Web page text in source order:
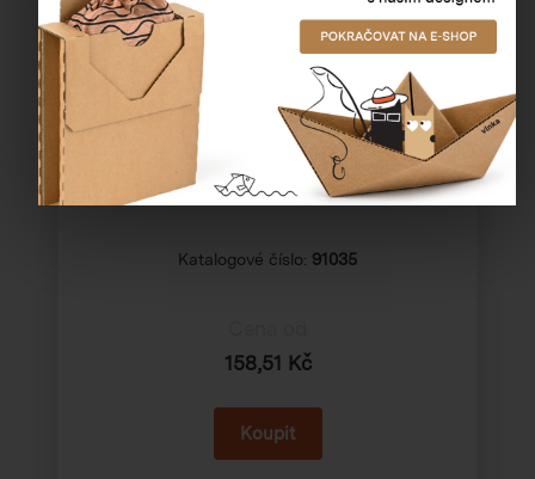
Katalogové číslo: 91035
158,51 Kč